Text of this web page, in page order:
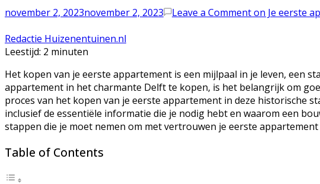
november 2, 2023november 2, 2023 Leave a Commenton Je eerste
Redactie Huizenentuinen.nl
Leestijd: 2 minuten
Het kopen van je eerste appartement is een mijlpaal in je leven, een
appartement in het charmante Delft te kopen, is het belangrijk om
proces van het kopen van je eerste appartement in deze historische
inclusief de essentiële informatie die je nodig hebt en waarom een
stappen die je moet nemen om met vertrouwen je eerste
Table of Contents